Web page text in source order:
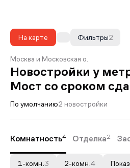
На карте 2
Фильтры
Москва и Московская о.
Новостройки у
Мост со сроком
По умолчанию2 новостройки
Комнатность4 Отделка2
1-комн. 3 2-комн. 4